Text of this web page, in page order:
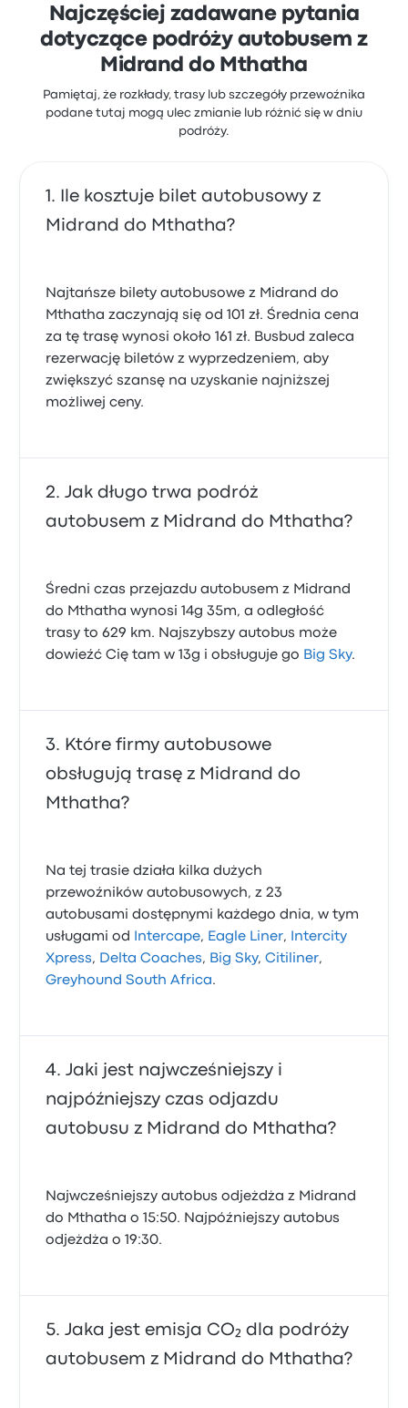
podróż zaczynają się od 113 zł
Najczęściej zadawane pytania
dotyczące podróży autobusem z
Midrand do Mthatha
Pamiętaj, że rozkłady, trasy lub szczegóły przewoźnika
podane tutaj mogą ulec zmianie lub różnić się w dniu
podróży.
Ile kosztuje bilet autobusowy z
Midrand do Mthatha?
Najtańsze bilety autobusowe z Midrand do
Mthatha zaczynają się od 101 zł. Średnia cena
za tę trasę wynosi około 161 zł. Busbud zaleca
rezerwację biletów z wyprzedzeniem, aby
zwiększyć szansę na uzyskanie najniższej
możliwej ceny.
Jak długo trwa podróż
autobusem z Midrand do Mthatha?
Średni czas przejazdu autobusem z Midrand
do Mthatha wynosi 14g 35m, a odległość
trasy to 629 km. Najszybszy autobus może
dowieźć Cię tam w 13g i obsługuje go Big Sky.
Które firmy autobusowe
obsługują trasę z Midrand do
Mthatha?
Na tej trasie działa kilka dużych
przewoźników autobusowych, z 23
autobusami dostępnymi każdego dnia, w tym
usługami od
Intercape, Eagle Liner,
Intercity
Xpress, Delta Coaches, Big Sky,Citiliner,
Greyhound South Africa.
Jaki jest najwcześniejszy i
najpóźniejszy czas odjazdu
autobusu z Midrand do Mthatha?
Najwcześniejszy autobus odjeżdża z Midrand
do Mthatha o 15:50. Najpóźniejszy autobus
odjeżdża o 19:30.
Jaka jest emisja CO₂ dla podróży
autobusem z Midrand do Mthatha?